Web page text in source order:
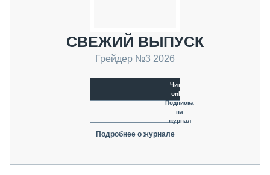
СВЕЖИЙ ВЫПУСК
Грейдер №3 2026
Читать
online
Подписка
на
журнал
Подробнее о журнале